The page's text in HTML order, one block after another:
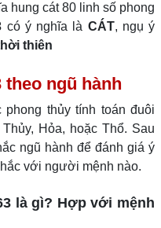
hung cát 80 linh số phong
có ý nghĩa là CÁT, ngụ ý
thiên
theo ngũ hành
thủy tính toán đuôi
Hỏa, hoặc Thổ. Sau
ngũ hành để đánh giá ý
với người mệnh nào.
là gì? Hợp với mệnh